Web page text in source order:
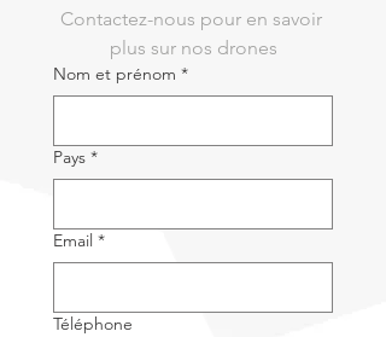
Contactez-nous pour en savoir
plus sur nos drones
Nom et prénom *
Pays *
Email *
Téléphone